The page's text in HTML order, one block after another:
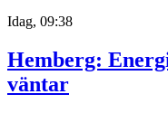
Idag, 09:38
Hemberg:
väntar